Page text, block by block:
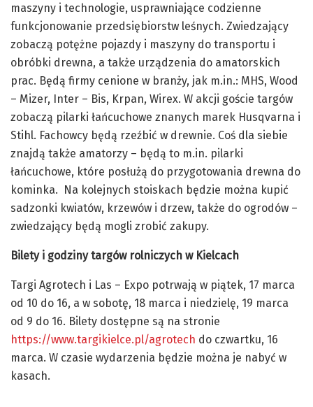
maszyny i technologie, usprawniające codzienne
funkcjonowanie przedsiębiorstw leśnych. Zwiedzający
zobaczą potężne pojazdy i maszyny do transportu i
obróbki drewna, a także urządzenia do amatorskich
prac. Będą firmy cenione w branży, jak m.in.: MHS, Wood
– Mizer, Inter – Bis, Krpan, Wirex. W akcji goście targów
zobaczą pilarki łańcuchowe znanych marek Husqvarna i
Stihl. Fachowcy będą rzeźbić w drewnie. Coś dla siebie
znajdą także amatorzy – będą to m.in. pilarki
łańcuchowe, które posłużą do przygotowania drewna do
kominka. Na kolejnych stoiskach będzie można kupić
sadzonki kwiatów, krzewów i drzew, także do ogrodów –
zwiedzający będą mogli zrobić zakupy.
Bilety i godziny targów rolniczych w Kielcach
Targi Agrotech i Las – Expo potrwają w piątek, 17 marca
od 10 do 16, a w sobotę, 18 marca i niedzielę, 19 marca
od 9 do 16. Bilety dostępne są na stronie
https://www.targikielce.pl/agrotech do czwartku, 16
marca. W czasie wydarzenia będzie można je nabyć w
kasach.